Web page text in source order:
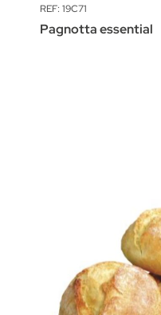
REF: 19C71
Pagnotta essential